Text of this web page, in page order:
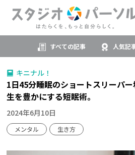
すべての記事 人気記
キニナル！
1日45分睡眠のショートスリーパ
生を豊かにする短眠術。
2024年6月10日
メンタル 生き方